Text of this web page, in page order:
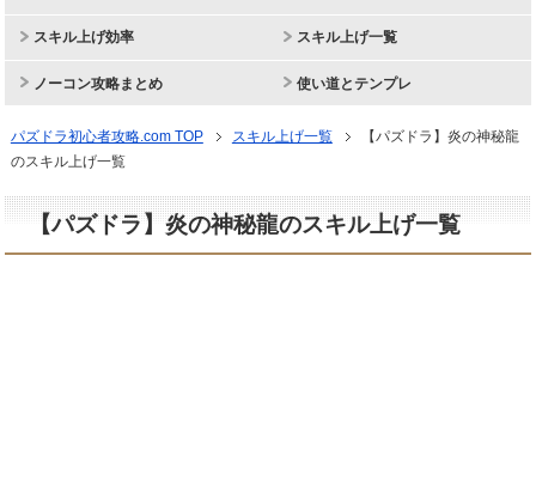
スキル上げ効率 スキル上げ一覧
ノーコン攻略まとめ 使い道とテンプレ
パズドラ初心者攻略.com TOP スキル上げ一覧
【パズドラ】炎の神秘龍
のスキル上げ一覧
【パズドラ】炎の神秘龍のスキル上げ一覧